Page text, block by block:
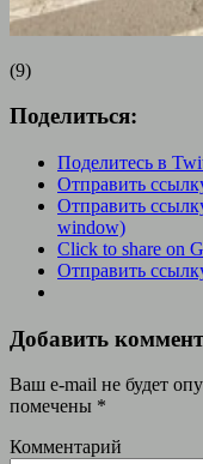
(9)
Поделиться:
Поделитесь в
Отправить
Отправить
window)
Click to share on
Отправить
Добавить
Ваш e-mail не будет
помечены *
Комментарий